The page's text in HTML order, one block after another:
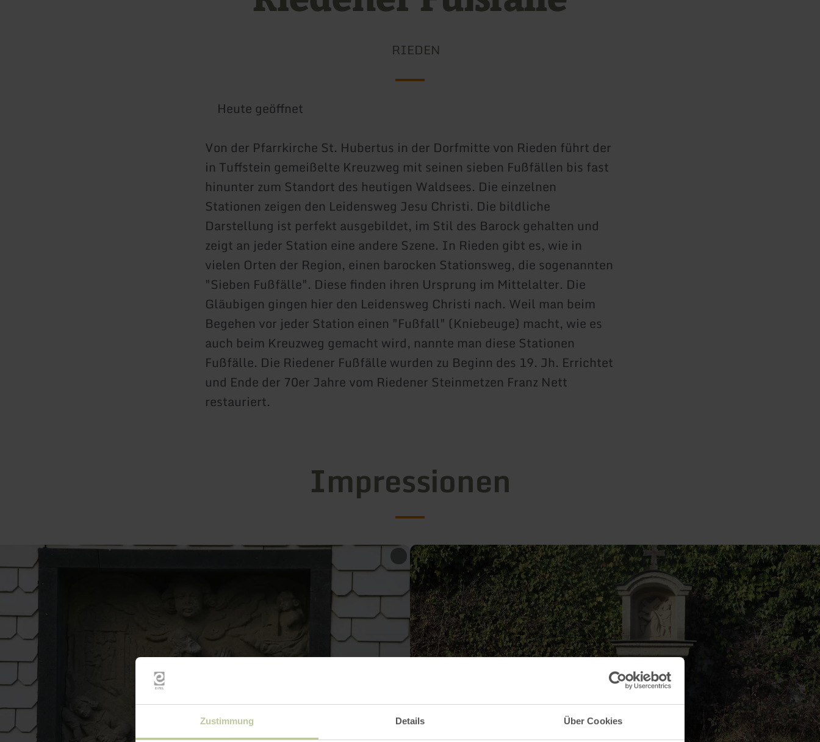
Zustimmung Details Über Cookies
RIEDEN
Heute geöffnet
Von der Pfarrkirche St. Hubertus in der Dorfmitte von Rieden führt der
in Tuffstein gemeißelte Kreuzweg mit seinen sieben Fußfällen bis fast
hinunter zum Standort des heutigen Waldsees. Die einzelnen
Stationen zeigen den Leidensweg Jesu Christi. Die bildliche
Darstellung ist perfekt ausgebildet, im Stil des Barock gehalten und
zeigt an jeder Station eine andere Szene. In Rieden gibt es, wie in
vielen Orten der Region, einen barocken Stationsweg, die sogenannten
"Sieben Fußfälle". Diese finden ihren Ursprung im Mittelalter. Die
Gläubigen gingen hier den Leidensweg Christi nach. Weil man beim
Begehen vor jeder Station einen "Fußfall" (Kniebeuge) macht, wie es
auch beim Kreuzweg gemacht wird, nannte man diese Stationen
Fußfälle. Die Riedener Fußfälle wurden zu Beginn des 19. Jh. Errichtet
und Ende der 70er Jahre vom Riedener Steinmetzen Franz Nett
restauriert.
Impressionen